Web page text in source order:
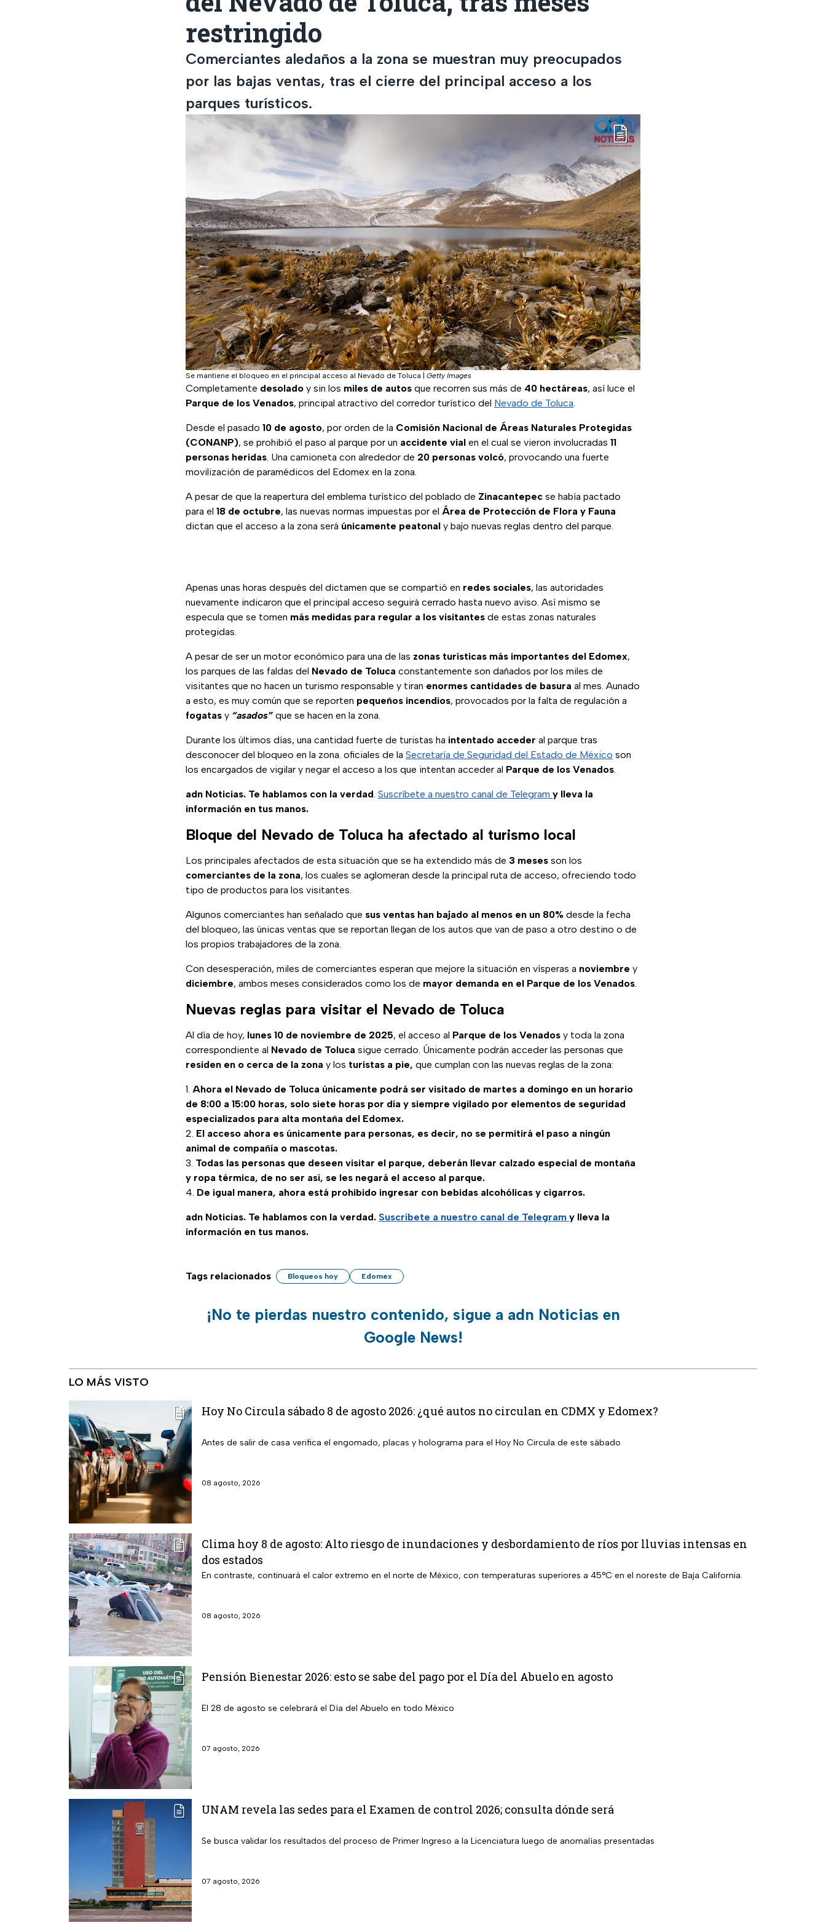
restringido
Comerciantes aledaños a la zona se muestran muy preocupados
por las bajas ventas, tras el cierre del principal acceso a los
parques turísticos.
Se mantiene el bloqueo en el principal acceso al Nevado de Toluca Getty Images
Completamente desolado y sin los miles de autos que recorren sus más de 40 hectáreas, así luce el
Parque de los Venados, principal atractivo del corredor turístico del Nevado de Toluca.
Desde el pasado 10 de agosto, por orden de la Comisión Nacional de Áreas Naturales Protegidas
(CONANP), se prohibió el paso al parque por un accidente vial en el cual se vieron involucradas 11
personas heridas. Una camioneta con alrededor de 20 personas volcó, provocando una fuerte
movilización de paramédicos del Edomex en la zona.
A pesar de que la reapertura del emblema turístico del poblado de Zinacantepec se había pactado
para el 18 de octubre, las nuevas normas impuestas por el Área de Protección de Flora y Fauna
dictan que el acceso a la zona será únicamente peatonal y bajo nuevas reglas dentro del parque.
Apenas unas horas después del dictamen que se compartió en redes sociales, las autoridades
nuevamente indicaron que el principal acceso seguirá cerrado hasta nuevo aviso. Así mismo se
especula que se tomen más medidas para regular a los visitantes de estas zonas naturales
protegidas.
A pesar de ser un motor económico para una de las zonas turísticas más importantes del Edomex,
los parques de las faldas del Nevado de Toluca constantemente son dañados por los miles de
visitantes que no hacen un turismo responsable y tiran enormes cantidades de basura al mes. Aunado
a esto, es muy común que se reporten pequeños incendios, provocados por la falta de regulación a
fogatas y “asados”que se hacen en la zona.
Durante los últimos días, una cantidad fuerte de turistas ha intentado acceder al parque tras
desconocer del bloqueo en la zona. oficiales de la Secretaría de Seguridad del Estado de México son
los encargados de vigilar y negar el acceso a los que intentan acceder al Parque de los Venados.
adn Noticias. Te hablamos con la verdad. Suscríbete a nuestro canal de Telegram y lleva la
información en tus manos.
Bloque del Nevado de Toluca ha afectado al turismo local
Los principales afectados de esta situación que se ha extendido más de 3 meses son los
comerciantes de la zona, los cuales se aglomeran desde la principal ruta de acceso, ofreciendo todo
tipo de productos para los visitantes.
Algunos comerciantes han señalado que sus ventas han bajado al menos en un 80% desde la fecha
del bloqueo, las únicas ventas que se reportan llegan de los autos que van de paso a otro destino o de
los propios trabajadores de la zona.
Con desesperación, miles de comerciantes esperan que mejore la situación en vísperas a noviembre y
diciembre, ambos meses considerados como los de mayor demanda en el Parque de los Venados.
Nuevas reglas para visitar el Nevado de Toluca
Al día de hoy, lunes 10 de noviembre de 2025, el acceso al Parque de los Venados y toda la zona
correspondiente al Nevado de Toluca sigue cerrado. Únicamente podrán acceder las personas que
residen en o cerca de la zona y los turistas a pie, que cumplan con las nuevas reglas de la zona:
Ahora el Nevado de Toluca únicamente podrá ser visitado de martes a domingo en un horario
de 8:00 a 15:00 horas, solo siete horas por día y siempre vigilado por elementos de seguridad
especializados para alta montaña del Edomex.
El acceso ahora es únicamente para personas, es decir, no se permitirá el paso a ningún
animal de compañía o mascotas.
Todas las personas que deseen visitar el parque, deberán llevar calzado especial de montaña
y ropa térmica, de no ser así, se les negará el acceso al parque.
De igual manera, ahora está prohibido ingresar con bebidas alcohólicas y cigarros.
adn Noticias. Te hablamos con la verdad. Suscríbete a nuestro canal de Telegram y lleva la
información en tus manos.
Tags relacionados Bloqueos hoy Edomex
¡No te pierdas nuestro contenido, sigue a adn Noticias en
Google News!
LO MÁS VISTO
Hoy No Circula sábado 8 de agosto 2026: ¿qué autos no circulan en CDMX y Edomex?
Antes de salir de casa verifica el engomado, placas y holograma para el Hoy No Circula de este sábado
08 agosto, 2026
Clima hoy 8 de agosto: Alto riesgo de inundaciones y desbordamiento de ríos por lluvias intensas en
dos estados
En contraste, continuará el calor extremo en el norte de México, con temperaturas superiores a 45°C en el noreste de Baja California.
08 agosto, 2026
Pensión Bienestar 2026: esto se sabe del pago por el Día del Abuelo en agosto
El 28 de agosto se celebrará el Día del Abuelo en todo México
07 agosto, 2026
UNAM revela las sedes para el Examen de control 2026; consulta dónde será
Se busca validar los resultados del proceso de Primer Ingreso a la Licenciatura luego de anomalías presentadas
07 agosto, 2026